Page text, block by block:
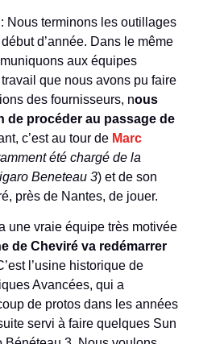
: Nous terminons les outillages
d’année. Dans le même
aux équipes
que nous avons pu faire
des fournisseurs, nous
de procéder au passage de
c’est au tour de Marc
été chargé de la
Beneteau 3) et de son
près de Nantes, de jouer.
une vraie équipe très motivée
de Cheviré va redémarrer
l’usine historique de
Avancées, qui a
de protos dans les années
servi à faire quelques Sun